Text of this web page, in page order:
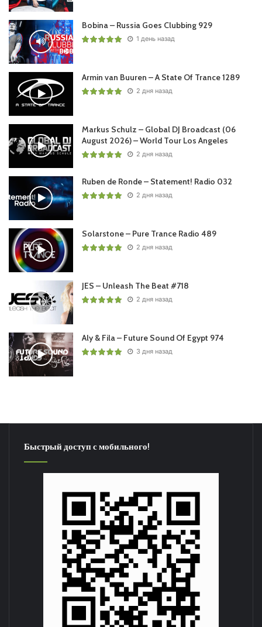
Bobina – Russia Goes Clubbing 929
1 день назад
Armin van Buuren – A State Of Trance 1289
2 дня назад
Markus Schulz – Global DJ Broadcast (06
August 2026) – World Tour Los Angeles
2 дня назад
Ruben de Ronde – Statement! Radio 032
2 дня назад
Solarstone – Pure Trance Radio 489
2 дня назад
JES – Unleash The Beat #718
2 дня назад
Aly & Fila – Future Sound Of Egypt 974
3 дня назад
Быстрый доступ с мобильного!